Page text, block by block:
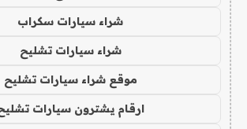
شراء سيارات سكراب
شراء سيارات تشليح
موقع شراء سيارات تشليح
ارقام يشترون سيارات